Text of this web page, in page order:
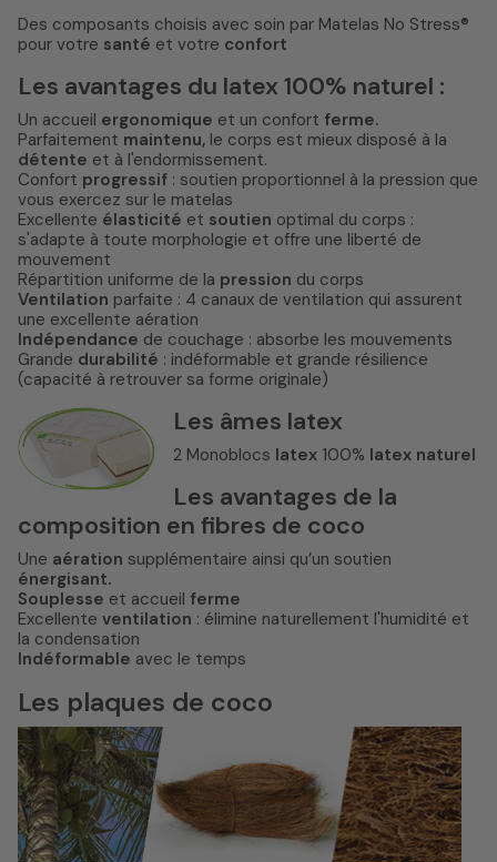
Des composants choisis avec soin par Matelas No Stress®
pour votre santé et votre confort
Les avantages du latex 100% naturel :
Un accueil ergonomique et un confort ferme.
Parfaitement maintenu, le corps est mieux disposé à la
détente et à l'endormissement.
Confort progressif : soutien proportionnel à la pression que
vous exercez sur le matelas
Excellente élasticité et soutien optimal du corps :
s'adapte à toute morphologie et offre une liberté de
mouvement
Répartition uniforme de la pression du corps
Ventilation parfaite : 4 canaux de ventilation qui assurent
une excellente aération
Indépendance de couchage : absorbe les mouvements
Grande durabilité : indéformable et grande résilience
(capacité à retrouver sa forme originale)
Les âmes latex
2 Monoblocs latex 100% latex naturel
Les avantages de la
composition en fibres de coco
Une aération supplémentaire ainsi qu’un soutien
énergisant.
Souplesse et accueil ferme
Excellente ventilation : élimine naturellement l'humidité et
la condensation
Indéformable avec le temps
Les plaques de coco